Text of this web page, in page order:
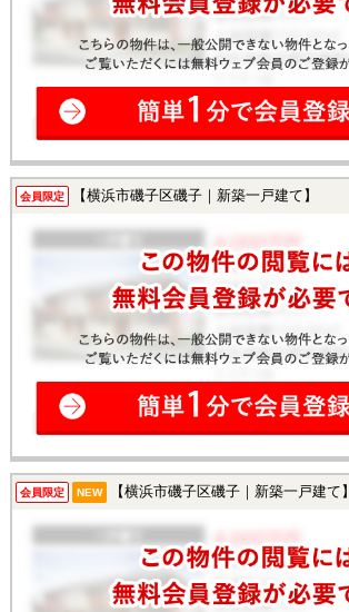
会員限定 【横浜市磯子区磯子｜新築一戸建て】
会員限定 NEW 【横浜市磯子区磯子｜新築一戸建て】